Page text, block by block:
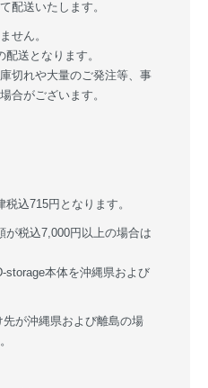
配送いたします。
せん。
送となります。
切れや大量のご発注等、事
合がございます。
込715円となります。
が税込7,000円以上の場合は
本体を沖縄県および
が沖縄県および離島の場